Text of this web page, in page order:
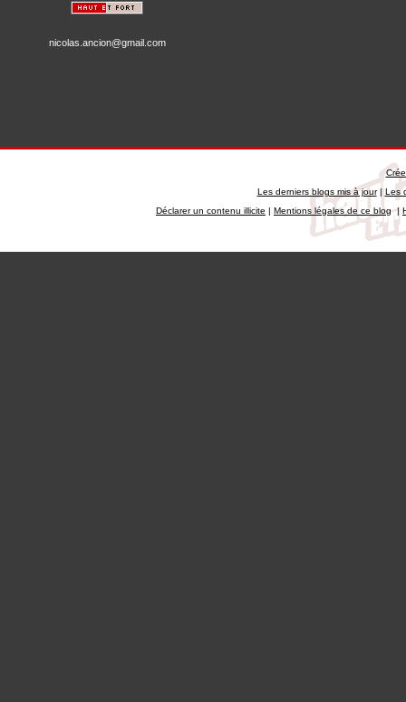
nicolas.ancion@gmail.com
Les derniers blogs mis à jour|Les
Déclarer un contenu illicite | Mentions légales de ce blog|